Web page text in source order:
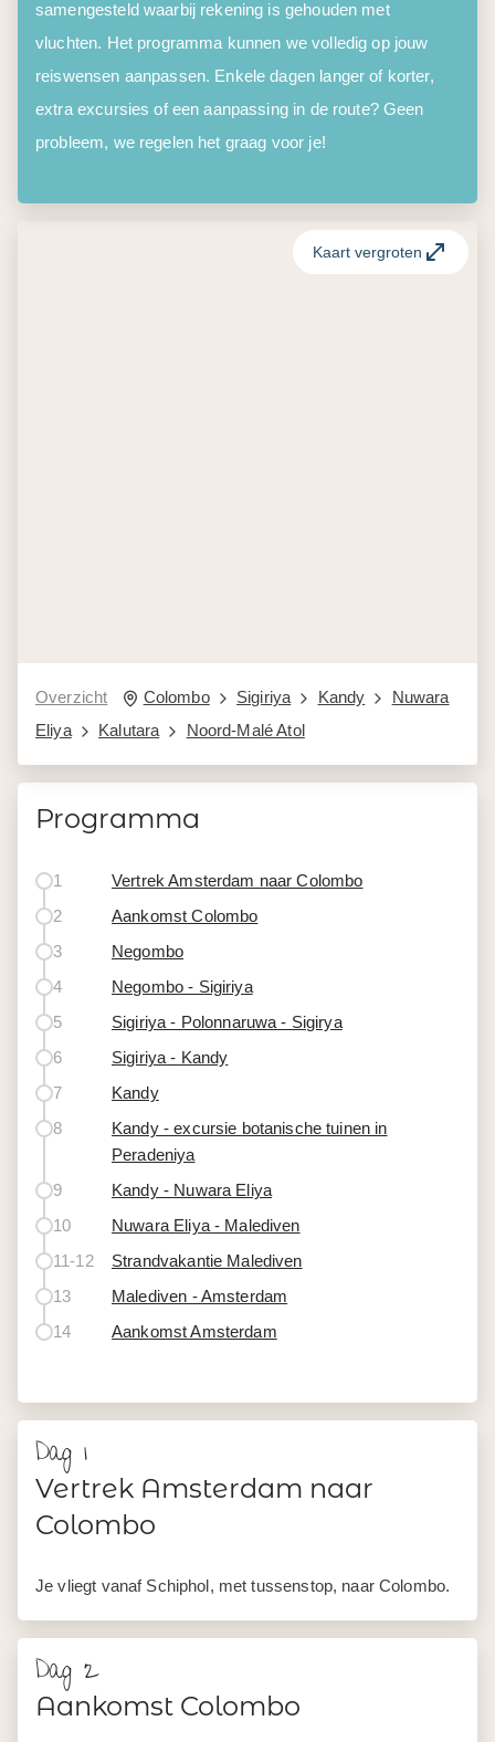
samengesteld waarbij rekening is gehouden met
vluchten. Het programma kunnen we volledig op jouw
reiswensen aanpassen. Enkele dagen langer of korter,
extra excursies of een aanpassing in de route? Geen
probleem, we regelen het graag voor je!
Overzicht Colombo Sigiriya Kandy
Nuwara
Eliya
Kalutara Noord-Malé Atol
Kaart vergroten
Programma
1
Vertrek Amsterdam naar Colombo
2
Aankomst Colombo
3
Negombo
4
Negombo - Sigiriya
5
Sigiriya - Polonnaruwa - Sigirya
6
Sigiriya - Kandy
7
Kandy
8
Kandy - excursie botanische tuinen in
Peradeniya
9
Kandy - Nuwara Eliya
10
Nuwara Eliya - Malediven
11-12
Strandvakantie Malediven
13
Malediven - Amsterdam
14
Aankomst Amsterdam
Dag 1
Vertrek Amsterdam naar
Colombo
Je vliegt vanaf Schiphol, met tussenstop, naar Colombo.
Dag 2
Aankomst Colombo